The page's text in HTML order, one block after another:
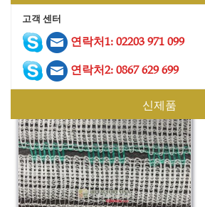
고객 센터
연락처1: 02203 971 099
연락처2: 0867 629 699
신제품
건설 안전망 4